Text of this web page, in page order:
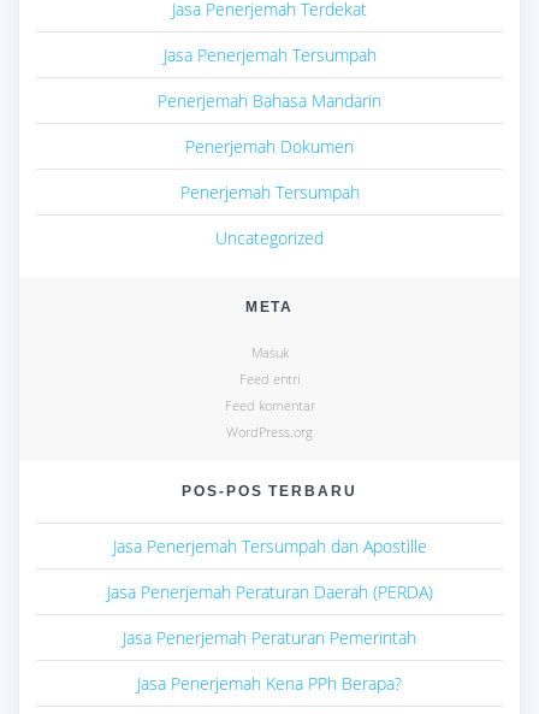
Jasa Penerjemah Terdekat
Jasa Penerjemah Tersumpah
Penerjemah Bahasa Mandarin
Penerjemah Dokumen
Penerjemah Tersumpah
Uncategorized
META
Masuk
Feed entri
Feed komentar
WordPress.org
POS-POS TERBARU
Jasa Penerjemah Tersumpah dan Apostille
Jasa Penerjemah Peraturan Daerah (PERDA)
Jasa Penerjemah Peraturan Pemerintah
Jasa Penerjemah Kena PPh Berapa?